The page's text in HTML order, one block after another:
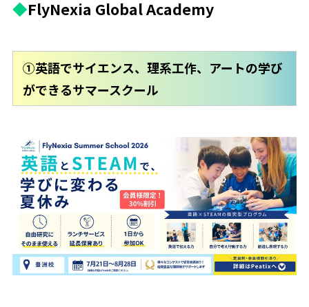
◆FlyNexia Global Academy
①英語でサイエンス、理系工作、アートの学び
ができるサマースクール